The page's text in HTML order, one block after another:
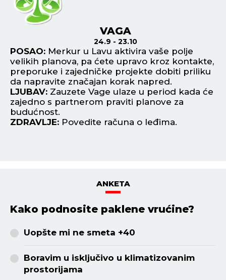
VAGA
24.9 - 23.10
POSAO: Merkur u Lavu aktivira vaše polje
velikih planova, pa ćete upravo kroz kontakte,
preporuke i zajedničke projekte dobiti priliku
da napravite značajan korak napred.
LJUBAV: Zauzete Vage ulaze u period kada će
zajedno s partnerom praviti planove za
budućnost.
ZDRAVLJE: Povedite računa o leđima.
ANKETA
Kako podnosite paklene vrućine?
Uopšte mi ne smeta +40
Boravim u isključivo u klimatizovanim
prostorijama